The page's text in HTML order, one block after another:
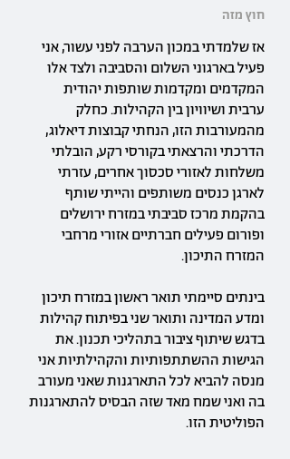
חוץ מזה
אז שלמדתי במכון הערבה לפני עשור, אני
פעיל בארגוני השלום והסביבה ולצד אלו
המקדמים ומקדמות שותפות יהודית
ערבית ושיוויון בין הקהילות. כחלק
מהמעורבות הזו, הנחתי קבוצות דיאלוג,
הדרכתי והרצאתי בקורסי רקע, הובלתי
משלחות לאזורי סכסוך אחרים, עזרתי
לארגן כנסים משותפים והייתי שותף
בהקמת מרכז סביבתי במזרח ירושלים
ופורום פעילים חברתיים אזורי מרחבי
המזרח התיכון.
בינתים סיימתי תואר ראשון במזרח תיכון
ומדע המדינה ותואר שני בפיתוח קהילות
בדגש שיתוף ציבור בתהליכי תכנון. את
הגישות ההשתתפותיות והקהילתיות אני
מנסה להביא לכל התארגנות שאני מעורב
בה ואני שמח מאד שזה הבסיס להתארגנות
הפוליטית הזו.